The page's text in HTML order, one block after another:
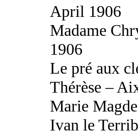
April 1906
Madame
1906
Le pré aux
Thérèse –
Marie
Ivan le